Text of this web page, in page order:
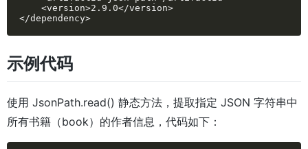
<version>2.9.0</version>
</dependency>
示例代码
使用 JsonPath.read() 静态方法，提取指定 JSON 字符串中
所有书籍（book）的作者信息，代码如下：